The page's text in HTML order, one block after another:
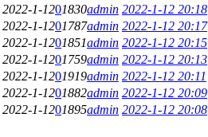
2022-1-1201830admin 2022-1-12 20:18
2022-1-1201787admin 2022-1-12 20:17
2022-1-1201851admin 2022-1-12 20:15
2022-1-1201759admin 2022-1-12 20:13
2022-1-1201919admin 2022-1-12 20:11
2022-1-1201882admin 2022-1-12 20:09
2022-1-1201895admin 2022-1-12 20:08